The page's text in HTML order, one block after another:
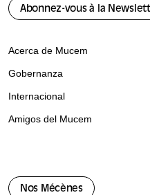
Abonnez-vous à la
Nos Mécènes
Acerca de Mucem
Gobernanza
Internacional
Amigos del Mucem